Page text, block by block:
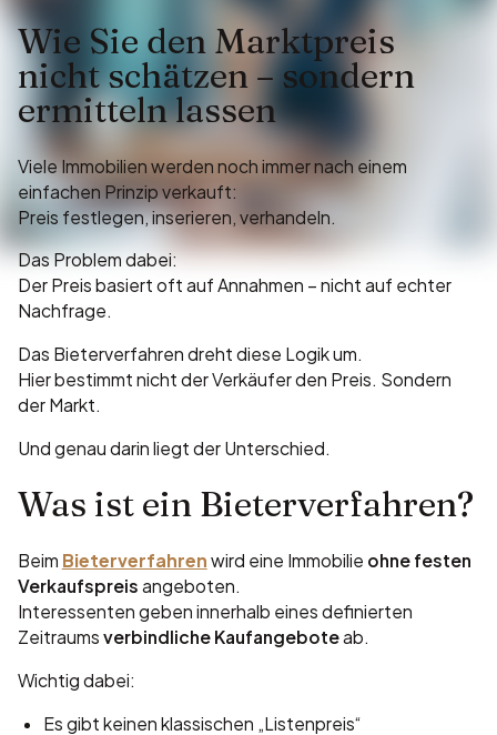
Wie Sie den Marktpreis
nicht schätzen – sondern
ermitteln lassen
Viele Immobilien werden noch immer nach einem
einfachen Prinzip verkauft:
Preis festlegen, inserieren, verhandeln.
Das Problem dabei:
Der Preis basiert oft auf Annahmen – nicht auf echter
Nachfrage.
Das Bieterverfahren dreht diese Logik um.
Hier bestimmt nicht der Verkäufer den Preis. Sondern
der Markt.
Und genau darin liegt der Unterschied.
Was ist ein Bieterverfahren?
Beim Bieterverfahren wird eine Immobilie ohne festen
Verkaufspreis angeboten.
Interessenten geben innerhalb eines definierten
Zeitraums verbindliche Kaufangeboteab.
Wichtig dabei:
Es gibt keinen klassischen „Listenpreis“